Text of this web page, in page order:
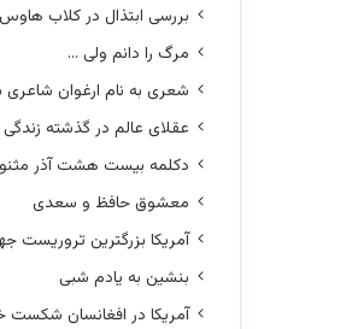
بررسی ابتذال در کلاب هاوس
مرگ را دانم ولی …
شعری به نام ارغوان شاعری
عقلای عالم در گذشته
دکلمه بیست هشت آذر
معشوق حافظ و سعدی
آمریکا بزرگترین تروریست
بنشین به یادم شبی
آمریکا در افغانسان شکست